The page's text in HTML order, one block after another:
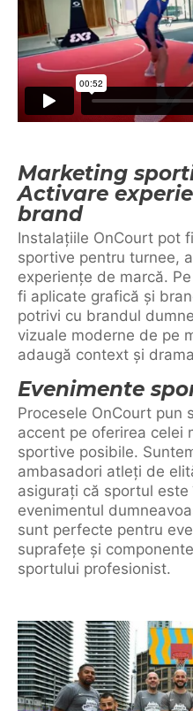
Marketing
Activare
brand
Instalațiile OnCourt pot
sportive pentru turnee,
experiențe de marcă.
fi aplicate grafică și
potrivi cu brandul
vizuale moderne de pe
adaugă context și
Evenimente
Procesele OnCourt pun
accent pe oferirea celei
sportive posibile.
ambasadori atleți de
asigurați că sportul
evenimentul
sunt perfecte pentru
suprafețe și
sportului profesionist.